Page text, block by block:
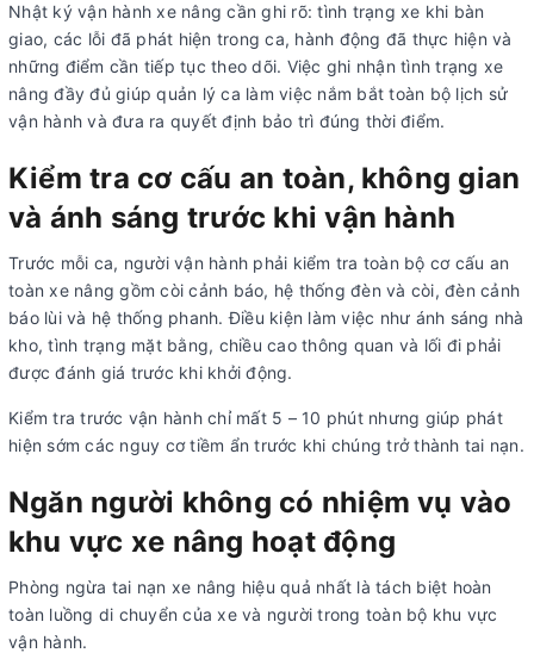
Nhật ký vận hành xe nâng cần ghi rõ: tình trạng xe khi bàn
giao, các lỗi đã phát hiện trong ca, hành động đã thực hiện và
những điểm cần tiếp tục theo dõi. Việc ghi nhận tình trạng xe
nâng đầy đủ giúp quản lý ca làm việc nắm bắt toàn bộ lịch sử
vận hành và đưa ra quyết định bảo trì đúng thời điểm.
Kiểm tra cơ cấu an toàn, không gian
và ánh sáng trước khi vận hành
Trước mỗi ca, người vận hành phải kiểm tra toàn bộ cơ cấu an
toàn xe nâng gồm còi cảnh báo, hệ thống đèn và còi, đèn cảnh
báo lùi và hệ thống phanh. Điều kiện làm việc như ánh sáng nhà
kho, tình trạng mặt bằng, chiều cao thông quan và lối đi phải
được đánh giá trước khi khởi động.
Kiểm tra trước vận hành chỉ mất 5 – 10 phút nhưng giúp phát
hiện sớm các nguy cơ tiềm ẩn trước khi chúng trở thành tai nạn.
Ngăn người không có nhiệm vụ vào
khu vực xe nâng hoạt động
Phòng ngừa tai nạn xe nâng hiệu quả nhất là tách biệt hoàn
toàn luồng di chuyển của xe và người trong toàn bộ khu vực
vận hành.